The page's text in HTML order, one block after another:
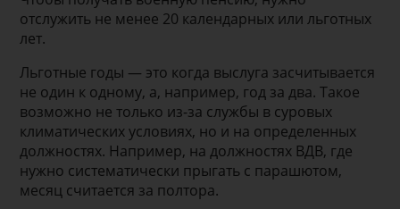
отслужить не менее 20 календарных или льготных
лет.
Льготные годы — это когда выслуга засчитывается
не один к одному, а, например, год за два. Такое
возможно не только из-за службы в суровых
климатических условиях, но и на определенных
должностях. Например, на должностях ВДВ, где
нужно систематически прыгать с парашютом,
месяц считается за полтора.